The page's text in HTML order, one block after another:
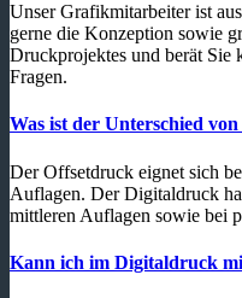
Unser Grafikmitarbeiter ist
gerne die Konzeption sowie
Druckprojektes und berät Sie
Fragen.
Was ist der Unterschied
Der Offsetdruck eignet sich
Auflagen. Der Digitaldruck
mittleren Auflagen sowie bei
Kann ich im Digitaldruck